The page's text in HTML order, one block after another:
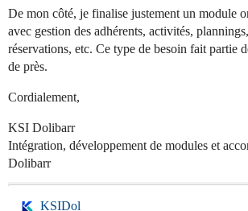
De mon côté, je finalise justement un module
avec gestion des adhérents, activités,
réservations, etc. Ce type de besoin fait partie
de près.
Cordialement,
KSI Dolibarr
Intégration, développement de modules et
Dolibarr
KSIDol